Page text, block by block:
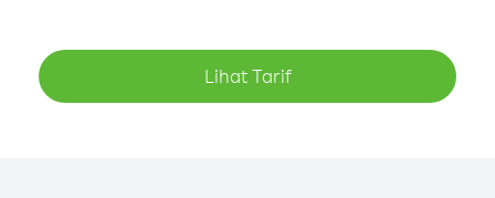
Lihat Tarif